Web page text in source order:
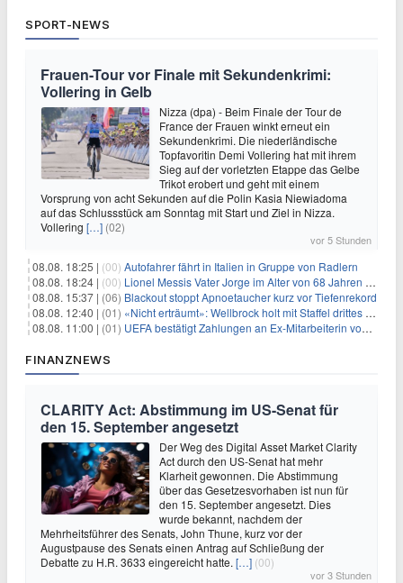
SPORT-NEWS
Frauen-Tour vor Finale mit Sekundenkrimi:
Vollering in Gelb
Nizza (dpa) - Beim Finale der Tour de
France der Frauen winkt erneut ein
Sekundenkrimi. Die niederländische
Topfavoritin Demi Vollering hat mit ihrem
Sieg auf der vorletzten Etappe das Gelbe
Trikot erobert und geht mit einem
Vorsprung von acht Sekunden auf die Polin Kasia Niewiadoma
auf das Schlussstück am Sonntag mit Start und Ziel in Nizza.
Vollering […] (02)
vor 5 Stunden
08.08. 18:25 | (00) Autofahrer fährt in Italien in Gruppe von Radlern
08.08. 18:24 | (00) Lionel Messis Vater Jorge im Alter von 68 Jahren gestorben
08.08. 15:37 | (06) Blackout stoppt Apnoetaucher kurz vor Tiefenrekord
08.08. 12:40 | (01) «Nicht erträumt»: Wellbrock holt mit Staffel drittes EM-Gold
08.08. 11:00 | (01) UEFA bestätigt Zahlungen an Ex-Mitarbeiterin von Infantino
FINANZNEWS
CLARITY Act: Abstimmung im US-Senat für
den 15. September angesetzt
Der Weg des Digital Asset Market Clarity
Act durch den US-Senat hat mehr
Klarheit gewonnen. Die Abstimmung
über das Gesetzesvorhaben ist nun für
den 15. September angesetzt. Dies
wurde bekannt, nachdem der
Mehrheitsführer des Senats, John Thune, kurz vor der
Augustpause des Senats einen Antrag auf Schließung der
Debatte zu H.R. 3633 eingereicht hatte. […] (00)
vor 3 Stunden